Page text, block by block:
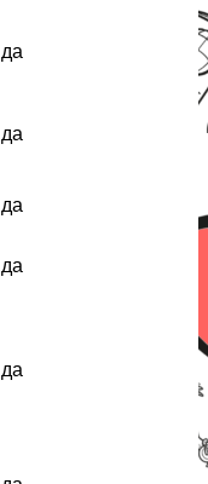
да
да
да
да
да